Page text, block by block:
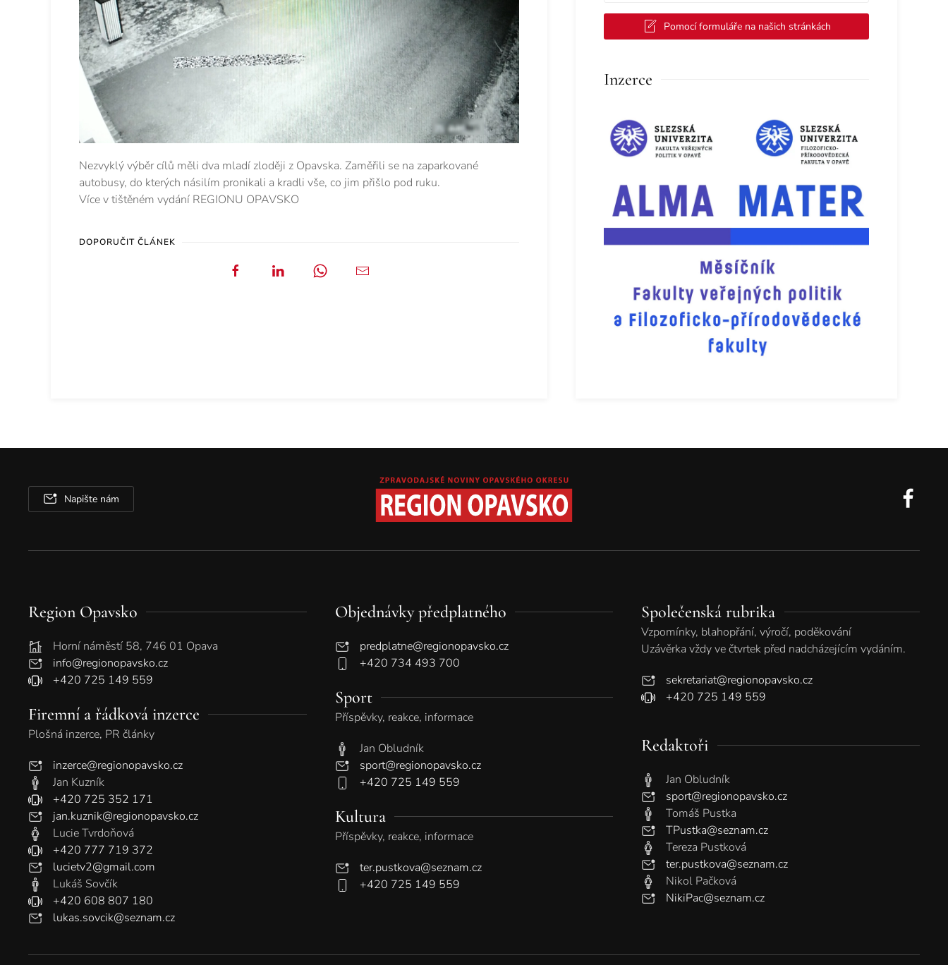
Nezvyklý výběr cílů měli dva mladí zloději z Opavska. Zaměřili se na zaparkované
autobusy, do kterých násilím pronikali a kradli vše, co jim přišlo pod ruku.
Více v tištěném vydání REGIONU OPAVSKO
DOPORUČIT ČLÁNEK
Pomocí formuláře na našich stránkách
Inzerce
Napište nám
Region Opavsko
Horní náměstí 58, 746 01 Opava
info@regionopavsko.cz
+420 725 149 559
Firemní a řádková inzerce
Plošná inzerce, PR články
inzerce@regionopavsko.cz
Jan Kuzník
+420 725 352 171
jan.kuznik@regionopavsko.cz
Lucie Tvrdoňová
+420 777 719 372
lucietv2@gmail.com
Lukáš Sovčík
+420 608 807 180
lukas.sovcik@seznam.cz
Objednávky předplatného
predplatne@regionopavsko.cz
+420 734 493 700
Sport
Příspěvky, reakce, informace
Jan Obludník
sport@regionopavsko.cz
+420 725 149 559
Kultura
Příspěvky, reakce, informace
ter.pustkova@seznam.cz
+420 725 149 559
Společenská rubrika
Vzpomínky, blahopřání, výročí, poděkování
Uzávěrka vždy ve čtvrtek před nadcházejícím vydáním.
sekretariat@regionopavsko.cz
+420 725 149 559
Redaktoři
Jan Obludník
sport@regionopavsko.cz
Tomáš Pustka
TPustka@seznam.cz
Tereza Pustková
ter.pustkova@seznam.cz
Nikol Pačková
NikiPac@seznam.cz